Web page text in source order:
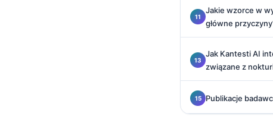
Jakie wzorce w
główne
Jak Kantesti AI
związane z
Publikacje